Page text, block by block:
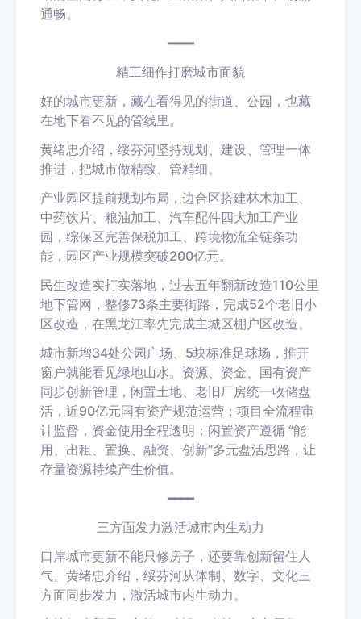
通畅。
━━━━
精工细作打磨城市面貌
好的城市更新，藏在看得见的街道、公园，也藏
在地下看不见的管线里。
黄绪忠介绍，绥芬河坚持规划、建设、管理一体
推进，把城市做精致、管精细。
产业园区提前规划布局，边合区搭建林木加工、
中药饮片、粮油加工、汽车配件四大加工产业
园，综保区完善保税加工、跨境物流全链条功
能，园区产业规模突破200亿元。
民生改造实打实落地，过去五年翻新改造110公里
地下管网，整修73条主要街路，完成52个老旧小
区改造，在黑龙江率先完成主城区棚户区改造。
城市新增34处公园广场、5块标准足球场，推开
窗户就能看见绿地山水。资源、资金、国有资产
同步创新管理，闲置土地、老旧厂房统一收储盘
活，近90亿元国有资产规范运营；项目全流程审
计监督，资金使用全程透明；闲置资产遵循 “能
用、出租、置换、融资、创新”多元盘活思路，让
存量资源持续产生价值。
━━━━
三方面发力激活城市内生动力
口岸城市更新不能只修房子，还要靠创新留住人
气。黄绪忠介绍，绥芬河从体制、数字、文化三
方面同步发力，激活城市内生动力。